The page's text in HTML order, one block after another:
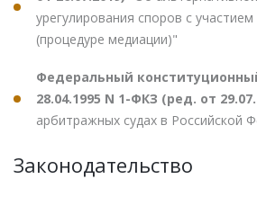
урегулирования споров с
(процедуре медиации)"
Федеральный
28.04.1995 N 1-ФКЗ (ред. от
арбитражных судах в Российской
Законодательство